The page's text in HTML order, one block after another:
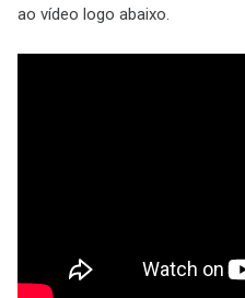
ao vídeo logo abaixo.